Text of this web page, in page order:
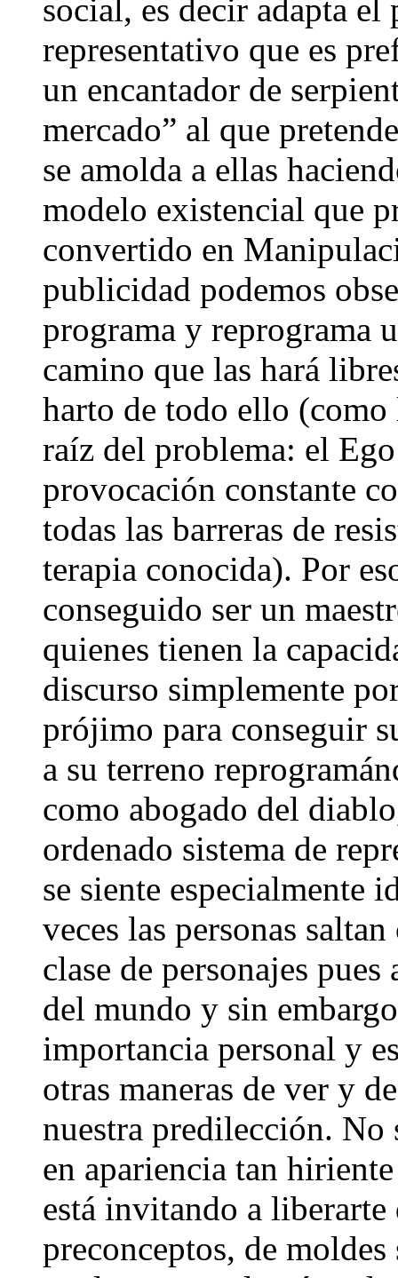
social, es decir adapta
representativo que es
un encantador de
mercado” al que
se amolda a ellas
modelo existencial que
convertido en
publicidad podemos
programa y reprograma
camino que las hará
harto de todo ello
raíz del problema: el
provocación constante
todas las barreras de
terapia conocida). Por
conseguido ser un
quienes tienen la
discurso simplemente
prójimo para conseguir
a su terreno
como abogado del
ordenado sistema de
se siente especialmente
veces las personas
clase de personajes
del mundo y sin
importancia personal y
otras maneras de ver y
nuestra predilección. No
en apariencia tan
está invitando a liberarte
preconceptos, de